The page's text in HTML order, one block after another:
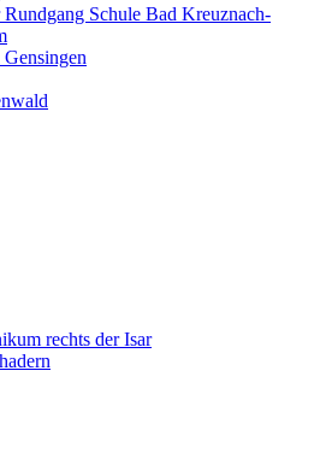
Schule Bad Kreuznach-
rechts der Isar